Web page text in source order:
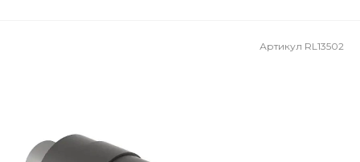
Артикул RL13502